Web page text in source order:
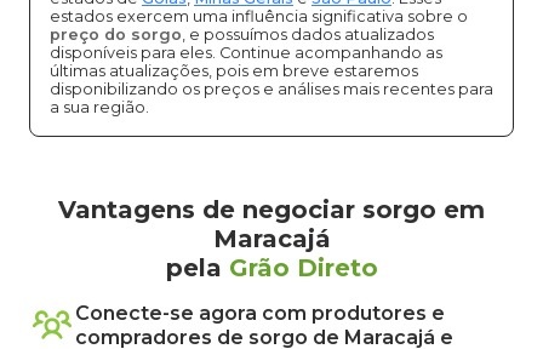
estados exercem uma influência significativa sobre o
preço do sorgo, e possuímos dados atualizados
disponíveis para eles. Continue acompanhando as
últimas atualizações, pois em breve estaremos
disponibilizando os preços e análises mais recentes para
a sua região.
Vantagens de negociar sorgo em
Maracajá
pela Grão Direto
Conecte-se agora com produtores e
compradores de sorgo de Maracajá e